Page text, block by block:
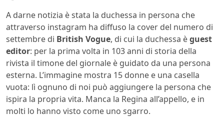
A darne notizia è stata la duchessa in persona che
attraverso instagram ha diffuso la cover del numero di
settembre di British Vogue, di cui la duchessa èguest
editor: per la prima volta in 103 anni di storia della
rivista il timone del giornale è guidato da una persona
esterna. L’immagine mostra 15 donne e una casella
vuota: lì ognuno di noi può aggiungere la persona che
ispira la propria vita. Manca la Regina all’appello, e in
molti lo hanno visto come uno sgarro.